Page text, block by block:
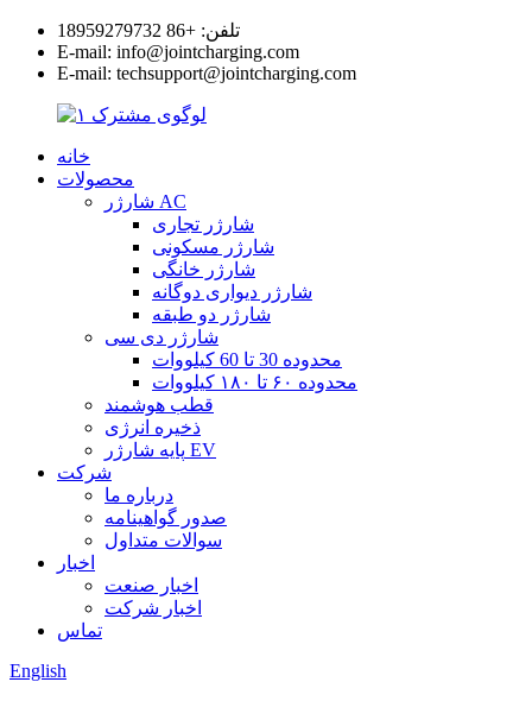
تلفن: +86 18959279732
E-mail: info@jointcharging.com
E-mail: techsupport@jointcharging.com
خانه
محصولات
شارژر AC
شارژر تجاری
شارژر مسکونی
شارژر خانگی
شارژر دیواری دوگانه
شارژر دو طبقه
شارژر دی سی
محدوده 30 تا 60 کیلووات
محدوده ۶۰ تا ۱۸۰ کیلووات
قطب هوشمند
ذخیره انرژی
پایه شارژر EV
شرکت
درباره ما
صدور گواهینامه
سوالات متداول
اخبار
اخبار صنعت
اخبار شرکت
تماس
English